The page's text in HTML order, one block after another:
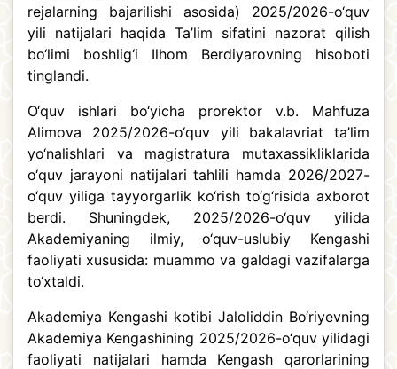
rejalarning bajarilishi asosida) 2025/2026-o‘quv
yili natijalari haqida Ta’lim sifatini nazorat qilish
bo‘limi boshlig‘i Ilhom Berdiyarovning hisoboti
tinglandi.
O‘quv ishlari bo‘yicha prorektor v.b. Mahfuza
Alimova 2025/2026-o‘quv yili bakalavriat ta’lim
yo‘nalishlari va magistratura mutaxassikliklarida
o‘quv jarayoni natijalari tahlili hamda 2026/2027-
o‘quv yiliga tayyorgarlik ko‘rish to‘g‘risida axborot
berdi. Shuningdek, 2025/2026-o‘quv yilida
Akademiyaning ilmiy, o‘quv-uslubiy Kengashi
faoliyati xususida: muammo va galdagi vazifalarga
to‘xtaldi.
Akademiya Kengashi kotibi Jaloliddin Bo‘riyevning
Akademiya Kengashining 2025/2026-o‘quv yilidagi
faoliyati natijalari hamda Kengash qarorlarining